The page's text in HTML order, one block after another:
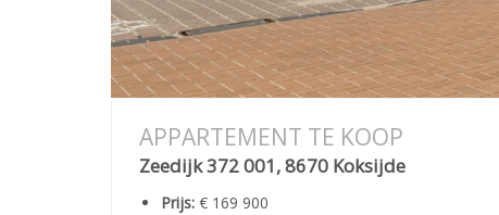
APPARTEMENT TE KOOP
Zeedijk 372 001, 8670 Koksijde
Prijs: € 169 900